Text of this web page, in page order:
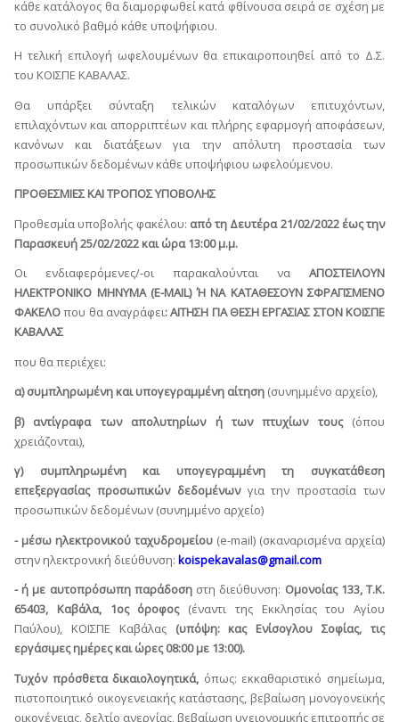
κάθε κατάλογος θα διαμορφωθεί κατά φθίνουσα σειρά σε σχέση με
το συνολικό βαθμό κάθε υποψήφιου.
Η τελική επιλογή ωφελουμένων θα επικαιροποιηθεί από το Δ.Σ.
του ΚΟΙΣΠΕ ΚΑΒΑΛΑΣ.
Θα υπάρξει σύνταξη τελικών καταλόγων επιτυχόντων,
επιλαχόντων και απορριπτέων και πλήρης εφαρμογή αποφάσεων,
κανόνων και διατάξεων για την απόλυτη προστασία των
προσωπικών δεδομένων κάθε υποψήφιου ωφελούμενου.
ΠΡΟΘΕΣΜΙΕΣ ΚΑΙ ΤΡΟΠΟΣ ΥΠΟΒΟΛΗΣ
Προθεσμία υποβολής φακέλου: από τη Δευτέρα 21/02/2022 έως την
Παρασκευή 25/02/2022 και ώρα 13:00 μ.μ.
Οι ενδιαφερόμενες/-οι παρακαλούνται να ΑΠΟΣΤΕΙΛΟΥΝ
ΗΛΕΚΤΡΟΝΙΚΟ ΜΗΝΥΜΑ (E-MAIL) Ή ΝΑ ΚΑΤΑΘΕΣΟΥΝ ΣΦΡΑΓΙΣΜΕΝΟ
ΦΑΚΕΛΟπου θα αναγράφει: ΑΙΤΗΣΗ ΓΙΑ ΘΕΣΗ ΕΡΓΑΣΙΑΣ ΣΤΟΝ ΚΟΙΣΠΕ
ΚΑΒΑΛΑΣ
που θα περιέχει:
α) συμπληρωμένη και υπογεγραμμένη αίτηση (συνημμένο αρχείο),
β) αντίγραφα των απολυτηρίων ή των πτυχίων τους (όπου
χρειάζονται),
γ) συμπληρωμένη και υπογεγραμμένη τη συγκατάθεση
επεξεργασίας προσωπικών δεδομένων για την προστασία των
προσωπικών δεδομένων (συνημμένο αρχείο)
- μέσω ηλεκτρονικού ταχυδρομείου (e-mail) (σκαναρισμένα αρχεία)
στην ηλεκτρονική διεύθυνση: koispekavalas@gmail.com
- ή με αυτοπρόσωπη παράδοση στη διεύθυνση: Ομονοίας 133, Τ.Κ.
65403, Καβάλα, 1ος όροφος (έναντι της Εκκλησίας του Αγίου
Παύλου), ΚΟΙΣΠΕ Καβάλας (υπόψη: κας Ενίσογλου Σοφίας, τις
εργάσιμες ημέρες και ώρες 08:00 με 13:00).
Τυχόν πρόσθετα δικαιολογητικά, όπως: εκκαθαριστικό σημείωμα,
πιστοποιητικό οικογενειακής κατάστασης, βεβαίωση μονογονεϊκής
οικογένειας, δελτίο ανεργίας, βεβαίωση υγειονομικής επιτροπής σε